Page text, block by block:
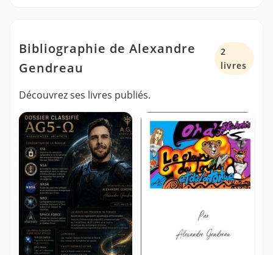
Bibliographie de Alexandre
Gendreau
2
livres
Découvrez ses livres publiés.